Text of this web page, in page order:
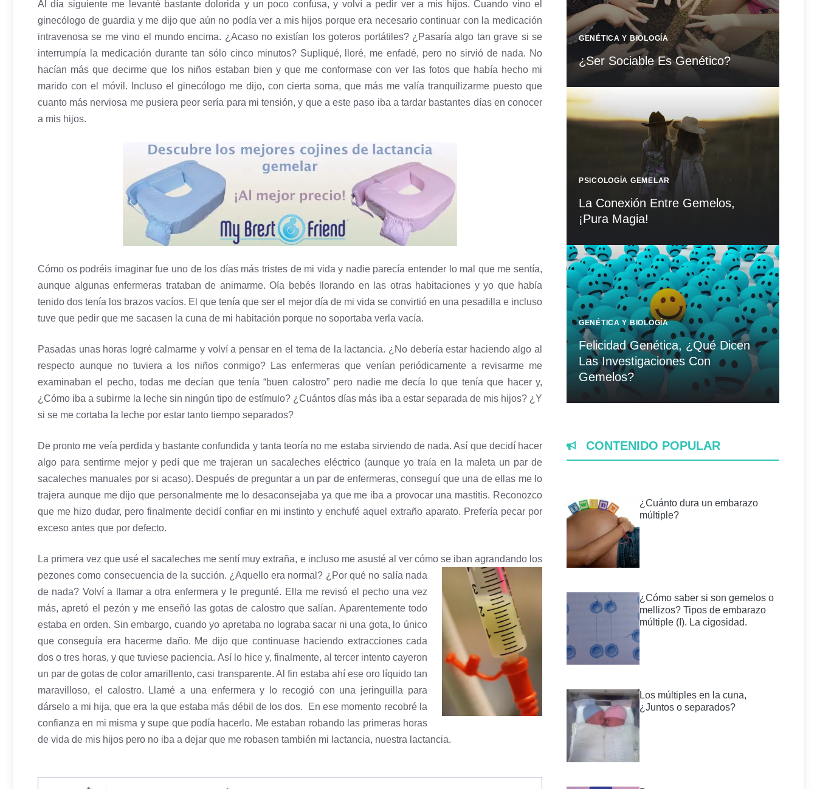
Al día siguiente me levanté bastante dolorida y un poco confusa, y volví a pedir ver a mis hijos. Cuando vino el
ginecólogo de guardia y me dijo que aún no podía ver a mis hijos porque era necesario continuar con la medicación
intravenosa se me vino el mundo encima. ¿Acaso no existían los goteros portátiles? ¿Pasaría algo tan grave si se
interrumpía la medicación durante tan sólo cinco minutos? Supliqué, lloré, me enfadé, pero no sirvió de nada. No
hacían más que decirme que los niños estaban bien y que me conformase con ver las fotos que había hecho mi
marido con el móvil. Incluso el ginecólogo me dijo, con cierta sorna, que más me valía tranquilizarme puesto que
cuanto más nerviosa me pusiera peor sería para mi tensión, y que a este paso iba a tardar bastantes días en conocer
a mis hijos.
Cómo os podréis imaginar fue uno de los días más tristes de mi vida y nadie parecía entender lo mal que me sentía,
aunque algunas enfermeras trataban de animarme. Oía bebés llorando en las otras habitaciones y yo que había
tenido dos tenía los brazos vacíos. El que tenía que ser el mejor día de mi vida se convirtió en una pesadilla e incluso
tuve que pedir que me sacasen la cuna de mi habitación porque no soportaba verla vacía.
Pasadas unas horas logré calmarme y volví a pensar en el tema de la lactancia. ¿No debería estar haciendo algo al
respecto aunque no tuviera a los niños conmigo? Las enfermeras que venían periódicamente a revisarme me
examinaban el pecho, todas me decían que tenía “buen calostro” pero nadie me decía lo que tenía que hacer y,
¿Cómo iba a subirme la leche sin ningún tipo de estímulo? ¿Cuántos días más iba a estar separada de mis hijos? ¿Y
si se me cortaba la leche por estar tanto tiempo separados?
De pronto me veía perdida y bastante confundida y tanta teoría no me estaba sirviendo de nada. Así que decidí hacer
algo para sentirme mejor y pedí que me trajeran un sacaleches eléctrico (aunque yo traía en la maleta un par de
sacaleches manuales por si acaso). Después de preguntar a un par de enfermeras, conseguí que una de ellas me lo
trajera aunque me dijo que personalmente me lo desaconsejaba ya que me iba a provocar una mastitis. Reconozco
que me hizo dudar, pero finalmente decidí confiar en mi instinto y enchufé aquel extraño aparato. Prefería pecar por
exceso antes que por defecto.
La primera vez que usé el sacaleches me sentí muy extraña, e incluso me asusté al ver cómo se iban agrandando los
pezones como consecuencia de la succión. ¿Aquello era normal? ¿Por qué no salía nada
de nada? Volví a llamar a otra enfermera y le pregunté. Ella me revisó el pecho una vez
más, apretó el pezón y me enseñó las gotas de calostro que salían. Aparentemente todo
estaba en orden. Sin embargo, cuando yo apretaba no lograba sacar ni una gota, lo único
que conseguía era hacerme daño. Me dijo que continuase haciendo extracciones cada
dos o tres horas, y que tuviese paciencia. Así lo hice y, finalmente, al tercer intento cayeron
un par de gotas de color amarillento, casi transparente. Al fin estaba ahí ese oro líquido tan
maravilloso, el calostro. Llamé a una enfermera y lo recogió con una jeringuilla para
dárselo a mi hija, que era la que estaba más débil de los dos. En ese momento recobré la
confianza en mi misma y supe que podía hacerlo. Me estaban robando las primeras horas
de vida de mis hijos pero no iba a dejar que me robasen también mi lactancia, nuestra lactancia.
GENÉTICA Y BIOLOGÍA
¿Ser Sociable Es Genético?
PSICOLOGÍA GEMELAR
La Conexión Entre Gemelos,
¡Pura Magia!
GENÉTICA Y BIOLOGÍA
Felicidad Genética, ¿Qué Dicen
Las Investigaciones Con
Gemelos?
CONTENIDO POPULAR
¿Cuánto dura un embarazo
múltiple?
¿Cómo saber si son gemelos o
mellizos? Tipos de embarazo
múltiple (I). La cigosidad.
Los múltiples en la cuna,
¿Juntos o separados?